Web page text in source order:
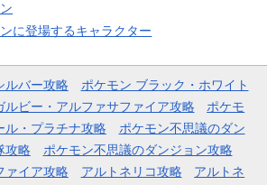
に登場するキャラクター
ルバー攻略
ポケモン ブラック・ホワイト
ルビー・アルファサファイア攻略
ポケモ
ル・プラチナ攻略
ポケモン不思議のダン
攻略
ポケモン不思議のダンジョン攻略
ァイア攻略
アルトネリコ攻略
アルトネ